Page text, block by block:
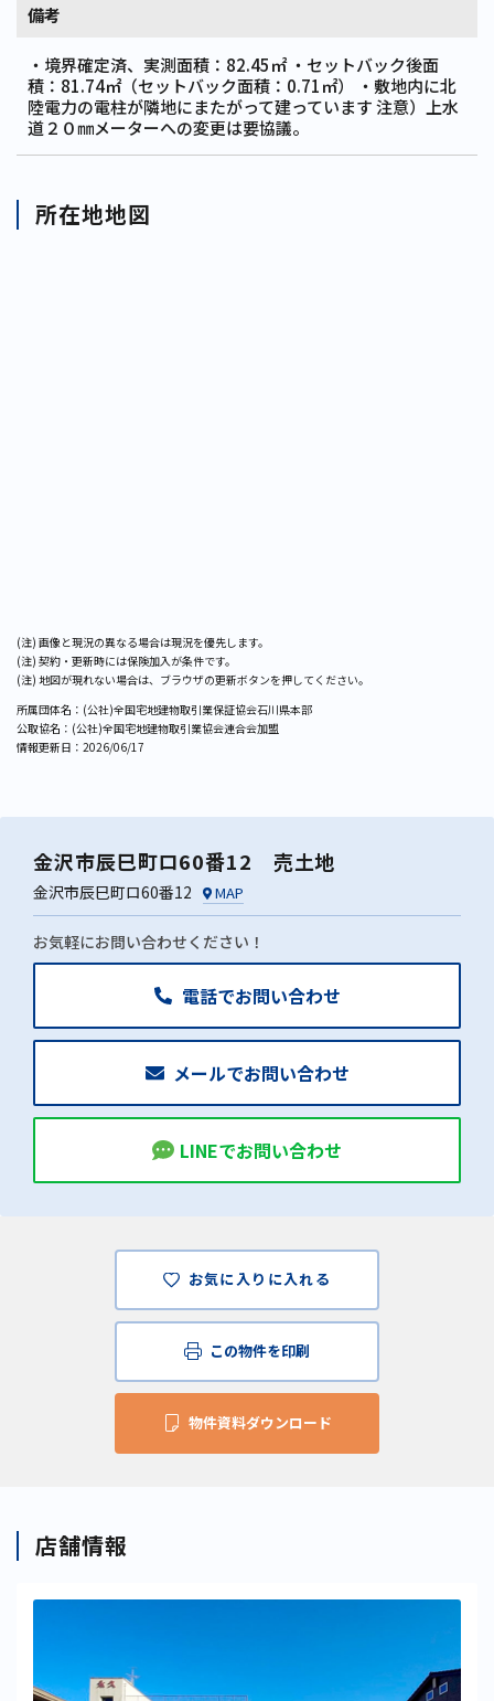
備考
・境界確定済、実測面積：82.45㎡ ・セットバック後面
積：81.74㎡（セットバック面積：0.71㎡） ・敷地内に北
陸電力の電柱が隣地にまたがって建っています 注意）上水
道２０㎜メーターへの変更は要協議。
所在地地図
画像と現況の異なる場合は現況を優先します。
契約・更新時には保険加入が条件です。
地図が現れない場合は、ブラウザの更新ボタンを押してください。
所属団体名：(公社)全国宅地建物取引業保証協会石川県本部
公取協名：(公社)全国宅地建物取引業協会連合会加盟
情報更新日： 2026/06/17
金沢市辰巳町ロ60番12 売土地
金沢市辰巳町ロ60番12 MAP
お気軽にお問い合わせください！
電話でお問い合わせ
メールでお問い合わせ
LINEでお問い合わせ
お気に入りに入れる
この物件を印刷
物件資料ダウンロード
店舗情報